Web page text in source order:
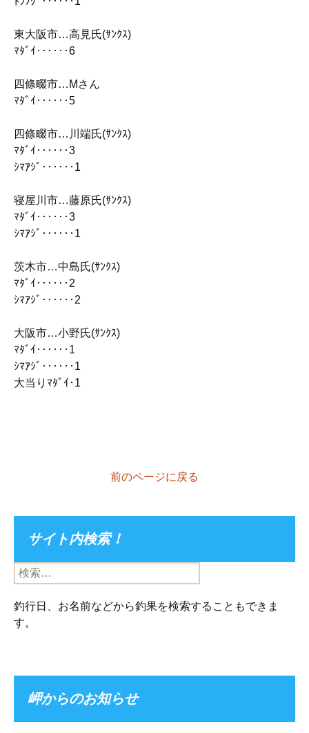
東大阪市…高見氏(ｻﾝｸｽ)
ﾏﾀﾞｲ‥‥‥6
四條畷市…Mさん
ﾏﾀﾞｲ‥‥‥5
四條畷市…川端氏(ｻﾝｸｽ)
ﾏﾀﾞｲ‥‥‥3
ｼﾏｱｼﾞ‥‥‥1
寝屋川市…藤原氏(ｻﾝｸｽ)
ﾏﾀﾞｲ‥‥‥3
ｼﾏｱｼﾞ‥‥‥1
茨木市…中島氏(ｻﾝｸｽ)
ﾏﾀﾞｲ‥‥‥2
ｼﾏｱｼﾞ‥‥‥2
大阪市…小野氏(ｻﾝｸｽ)
ﾏﾀﾞｲ‥‥‥1
ｼﾏｱｼﾞ‥‥‥1
大当りﾏﾀﾞｲ･1
前のページに戻る
サイト内検索！
検
索:
釣行日、お名前などから釣果を検索することもできま
す。
岬からのお知らせ